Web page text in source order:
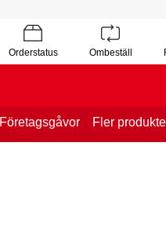
Orderstatus Ombeställ
Företagsgåvor Fler